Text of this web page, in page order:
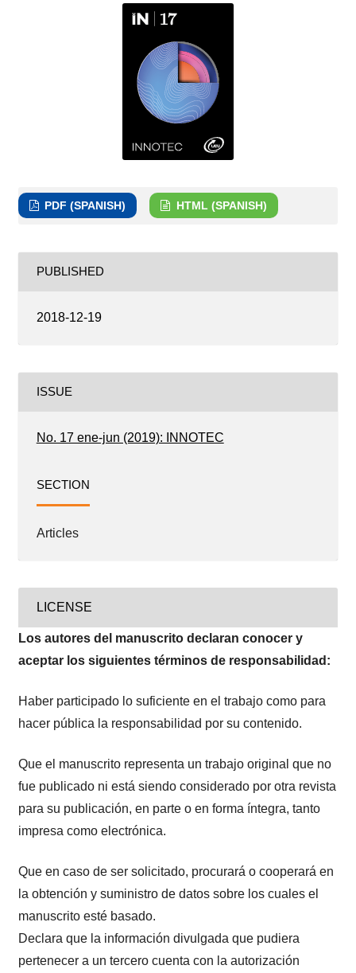
PDF (SPANISH) HTML (SPANISH)
PUBLISHED
2018-12-19
ISSUE
No. 17 ene-jun (2019): INNOTEC
SECTION
Articles
LICENSE
Los autores del manuscrito declaran conocer y
aceptar los siguientes términos de responsabilidad:
Haber participado lo suficiente en el trabajo como para
hacer pública la responsabilidad por su contenido.
Que el manuscrito representa un trabajo original que no
fue publicado ni está siendo considerado por otra revista
para su publicación, en parte o en forma íntegra, tanto
impresa como electrónica.
Que en caso de ser solicitado, procurará o cooperará en
la obtención y suministro de datos sobre los cuales el
manuscrito esté basado.
Declara que la información divulgada que pudiera
pertenecer a un tercero cuenta con la autorización